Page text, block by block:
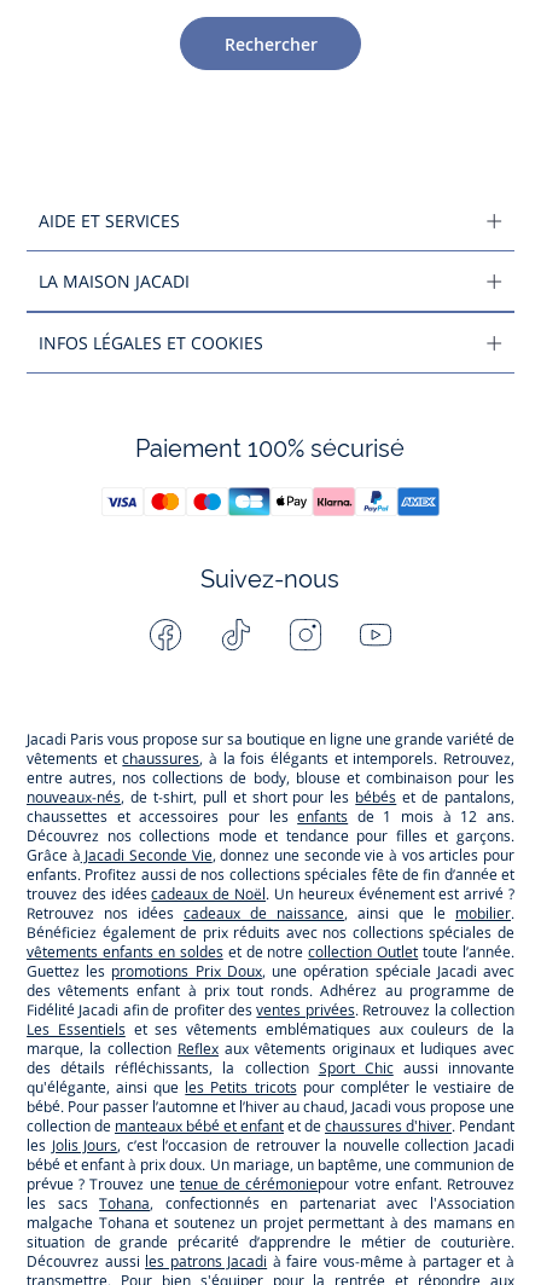
Rechercher
AIDE ET SERVICES
LA MAISON JACADI
INFOS LÉGALES ET COOKIES
Paiement 100% sécurisé
Suivez-nous
Facebook Tiktok InstagramYoutube
Jacadi Paris vous propose sur sa boutique en ligne une grande variété de
vêtements etchaussures, à la fois élégants et intemporels. Retrouvez,
entre autres, nos collections de body, blouse et combinaison pour les
nouveaux-nés, de t-shirt, pull et short pour les bébés et de pantalons,
chaussettes et accessoires pour lesenfants de 1 mois à 12 ans.
Découvrez nos collections mode et tendance pour filles et garçons.
Grâce à Jacadi Seconde Vie, donnez une seconde vie à vos articles pour
enfants. Profitez aussi de nos collections spéciales fête de fin d’année et
trouvez des idéescadeaux de Noël. Un heureux événement est arrivé ?
Retrouvez nos idées cadeaux de naissance, ainsi que le mobilier.
Bénéficiez également de prix réduits avec nos collections spéciales de
vêtements enfants en soldeset de notrecollection Outlet toute l’année.
Guettez les promotions Prix Doux, une opération spéciale Jacadi avec
des vêtements enfant à prix tout ronds. Adhérez au programme de
Fidélité Jacadi afin de profiter desventes privées. Retrouvez la collection
Les Essentielset ses vêtements emblématiques aux couleurs de la
marque, la collection Reflex aux vêtements originaux et ludiques avec
des détails réfléchissants, la collection Sport Chicaussi innovante
qu'élégante, ainsi que les Petits tricotspour compléter le vestiaire de
bébé. Pour passer l’automne et l’hiver au chaud, Jacadi vous propose une
collection de manteaux bébé et enfantet dechaussures d'hiver. Pendant
les Jolis Jours, c’est l’occasion de retrouver la nouvelle collection Jacadi
bébé et enfant à prix doux. Un mariage, un baptême, une communion de
prévue ? Trouvez une tenue de cérémoniepour votre enfant. Retrouvez
les sacsTohana, confectionnés en partenariat avec l'Association
malgache Tohana et soutenez un projet permettant à des mamans en
situation de grande précarité d’apprendre le métier de couturière.
Découvrez aussi les patrons Jacadi à faire vous-même à partager et à
transmettre. Pour bien s'équiper pour la rentrée et répondre aux